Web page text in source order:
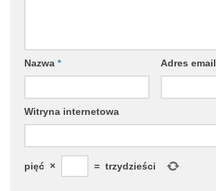
Nazwa * Adres email
Witryna internetowa
pięć × = trzydzieści